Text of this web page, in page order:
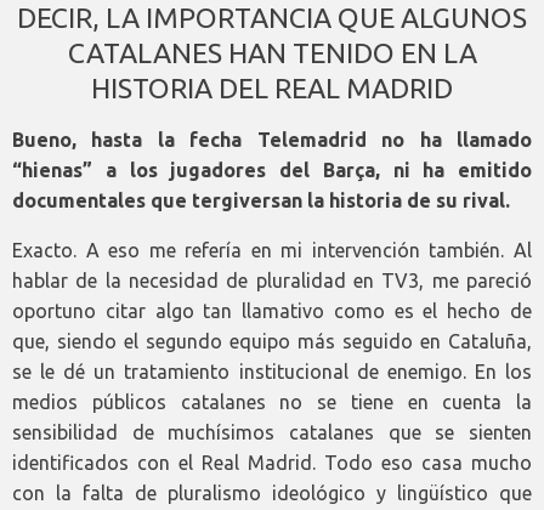
DECIR, LA IMPORTANCIA QUE ALGUNOS
CATALANES HAN TENIDO EN LA
HISTORIA DEL REAL MADRID
Bueno, hasta la fecha Telemadrid no ha llamado
“hienas” a los jugadores del Barça, ni ha emitido
documentales que tergiversan la historia de su rival.
Exacto. A eso me refería en mi intervención también. Al
hablar de la necesidad de pluralidad en TV3, me pareció
oportuno citar algo tan llamativo como es el hecho de
que, siendo el segundo equipo más seguido en Cataluña,
se le dé un tratamiento institucional de enemigo. En los
medios públicos catalanes no se tiene en cuenta la
sensibilidad de muchísimos catalanes que se sienten
identificados con el Real Madrid. Todo eso casa mucho
con la falta de pluralismo ideológico y lingüístico que